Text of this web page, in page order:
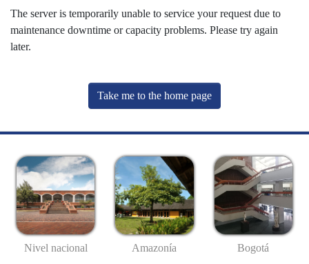
The server is temporarily unable to service your request due to
maintenance downtime or capacity problems. Please try again
later.
Take me to the home page
Nivel nacional Amazonía Bogotá